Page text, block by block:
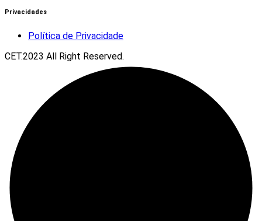
Privacidades
Política de Privacidade
CET.2023 All Right Reserved.